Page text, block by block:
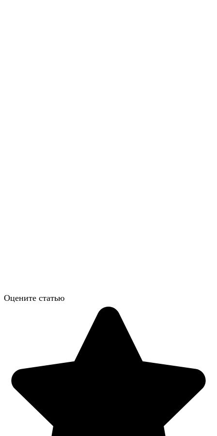
Оцените статью